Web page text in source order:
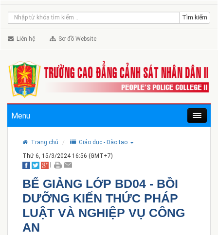
Liên hệ Sơ đồ Website
Menu
Trang chủ
Giáo dục - Đào tạo
Thứ 6, 15/3/2024 16:56 (GMT+7)
BẾ GIẢNG LỚP BD04 - BỒI
DƯỠNG KIẾN THỨC PHÁP
LUẬT VÀ NGHIỆP VỤ CÔNG
AN